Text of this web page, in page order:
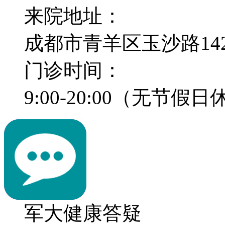
来院地址：
成都市青羊区玉沙路
门诊时间：
9:00-20:00（无节假日
军大健康答疑